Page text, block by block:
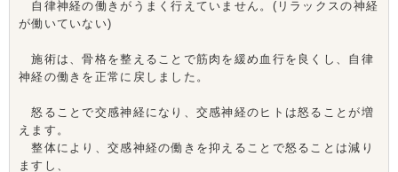
自律神経の働きがうまく行えていません。(リラックスの神経
が働いていない)
施術は、骨格を整えることで筋肉を緩め血行を良くし、自律
神経の働きを正常に戻しました。
怒ることで交感神経になり、交感神経のヒトは怒ることが増
えます。
整体により、交感神経の働きを抑えることで怒ることは減り
ますし、